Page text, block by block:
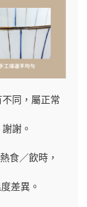
同，屬正常
謝。
食／飲時，
差異。